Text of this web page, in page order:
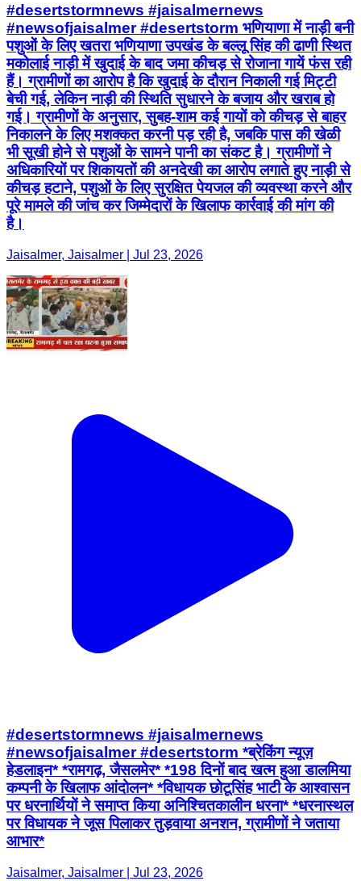
#desertstormnews #jaisalmernews
#newsofjaisalmer #desertstorm भणियाणा में नाड़ी बनी
पशुओं के लिए खतरा भणियाणा उपखंड के बल्लू सिंह की ढाणी स्थित
मकोलाई नाड़ी में खुदाई के बाद जमा कीचड़ से रोजाना गायें फंस रही
हैं। ग्रामीणों का आरोप है कि खुदाई के दौरान निकाली गई मिट्टी
बेची गई, लेकिन नाड़ी की स्थिति सुधारने के बजाय और खराब हो
गई। ग्रामीणों के अनुसार, सुबह-शाम कई गायों को कीचड़ से बाहर
निकालने के लिए मशक्कत करनी पड़ रही है, जबकि पास की खेळी
भी सूखी होने से पशुओं के सामने पानी का संकट है। ग्रामीणों ने
अधिकारियों पर शिकायतों की अनदेखी का आरोप लगाते हुए नाड़ी से
कीचड़ हटाने, पशुओं के लिए सुरक्षित पेयजल की व्यवस्था करने और
पूरे मामले की जांच कर जिम्मेदारों के खिलाफ कार्रवाई की मांग की
है।
Jaisalmer, Jaisalmer | Jul 23, 2026
#desertstormnews #jaisalmernews
#newsofjaisalmer #desertstorm *ब्रेकिंग न्यूज़
हेडलाइन* *रामगढ़, जैसलमेर* *198 दिनों बाद खत्म हुआ डालमिया
कम्पनी के खिलाफ आंदोलन* *विधायक छोटूसिंह भाटी के आश्वासन
पर धरनार्थियों ने समाप्त किया अनिश्चितकालीन धरना* *धरनास्थल
पर विधायक ने जूस पिलाकर तुड़वाया अनशन, ग्रामीणों ने जताया
आभार*
Jaisalmer, Jaisalmer | Jul 23, 2026